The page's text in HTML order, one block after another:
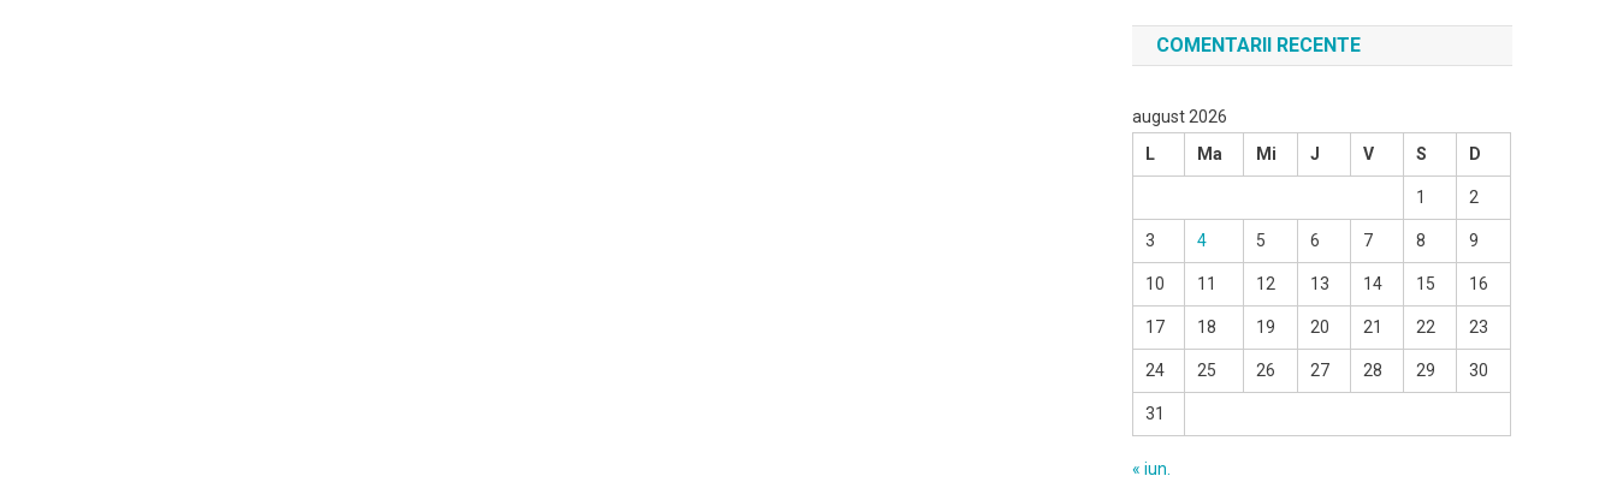
COMENTARII RECENTE
august 2026
L
Ma Mi J V S D
1 2
3 4 5 6 7 8 9
10 11 12 13 14 15 16
17 18 19 20 21 22 23
24 25 26 27 28 29 30
31
« iun.